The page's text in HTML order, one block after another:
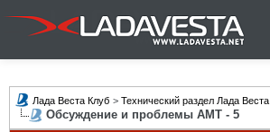
Лада Веста Клуб > Технический раздел Лада Веста
Обсуждение и проблемы АМТ - 5